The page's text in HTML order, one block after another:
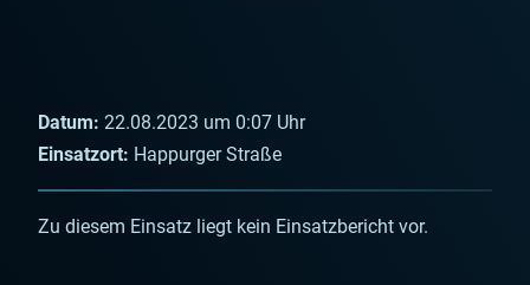
Datum: 22.08.2023 um 0:07 Uhr
Einsatzort: Happurger Straße
Zu diesem Einsatz liegt kein Einsatzbericht vor.